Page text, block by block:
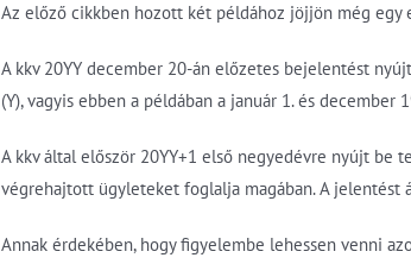
Az előző cikkben hozott két példához jöjjön még egy
A kkv 20YY december 20-án előzetes bejelentést
(Y), vagyis ebben a példában a január 1. és december
A kkv által először 20YY+1 első negyedévre nyújt be
végrehajtott ügyleteket foglalja magában. A jelentést
Annak érdekében, hogy figyelembe lehessen venni